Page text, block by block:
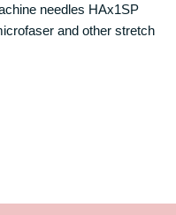
needles HAx1SP
and other stretch